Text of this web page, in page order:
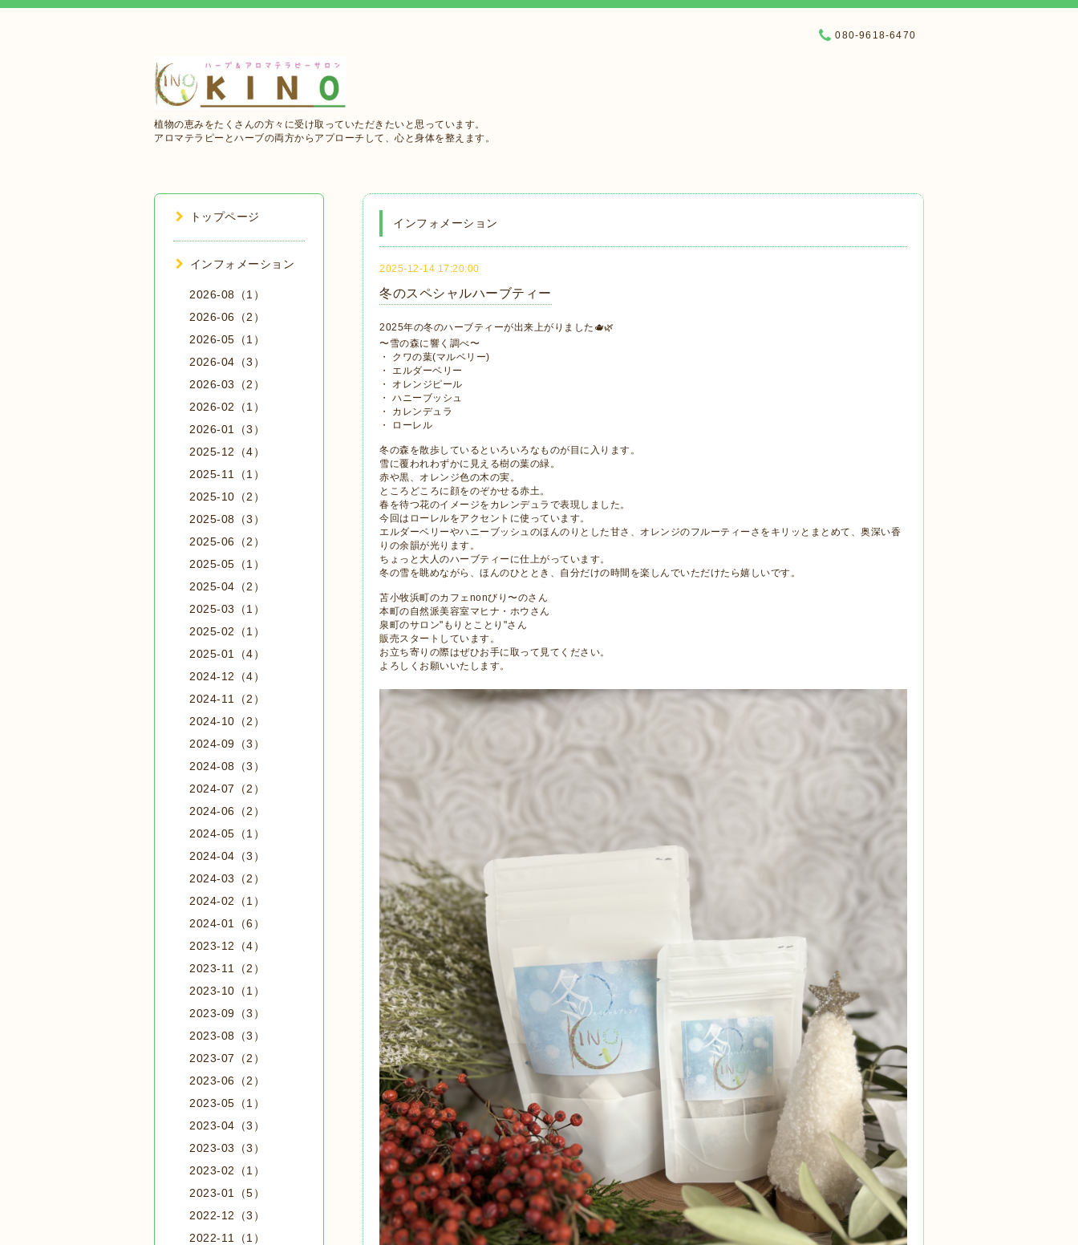
植物の恵みをたくさんの方々に受け取っていただきたいと思っています。
アロマテラピーとハーブの両方からアプローチして、心と身体を整えます。
080-9618-6470
インフォメーション
2025-12-14 17:20:00
冬のスペシャルハーブティー
2025年の冬のハーブティーが出来上がりました🫖🌿
〜雪の森に響く調べ〜
・ クワの葉(マルベリー)
・ エルダーベリー
・ オレンジピール
・ ハニーブッシュ
・ カレンデュラ
・ ローレル
冬の森を散歩しているといろいろなものが目に入ります。
雪に覆われわずかに見える樹の葉の緑。
赤や黒、オレンジ色の木の実。
ところどころに顔をのぞかせる赤土。
春を待つ花のイメージをカレンデュラで表現しました。
今回はローレルをアクセントに使っています。
エルダーベリーやハニーブッシュのほんのりとした甘さ、オレンジのフルーティーさをキリッとまとめて、奥深い香
りの余韻が光ります。
ちょっと大人のハーブティーに仕上がっています。
冬の雪を眺めながら、ほんのひととき、自分だけの時間を楽しんでいただけたら嬉しいです。
苫小牧浜町のカフェnonびり〜のさん
本町の自然派美容室マヒナ・ホウさん
泉町のサロン"もりとことり"さん
販売スタートしています。
お立ち寄りの際はぜひお手に取って見てください。
よろしくお願いいたします。
トップページ
インフォメーション
2026-08（1）
2026-06（2）
2026-05（1）
2026-04（3）
2026-03（2）
2026-02（1）
2026-01（3）
2025-12（4）
2025-11（1）
2025-10（2）
2025-08（3）
2025-06（2）
2025-05（1）
2025-04（2）
2025-03（1）
2025-02（1）
2025-01（4）
2024-12（4）
2024-11（2）
2024-10（2）
2024-09（3）
2024-08（3）
2024-07（2）
2024-06（2）
2024-05（1）
2024-04（3）
2024-03（2）
2024-02（1）
2024-01（6）
2023-12（4）
2023-11（2）
2023-10（1）
2023-09（3）
2023-08（3）
2023-07（2）
2023-06（2）
2023-05（1）
2023-04（3）
2023-03（3）
2023-02（1）
2023-01（5）
2022-12（3）
2022-11（1）